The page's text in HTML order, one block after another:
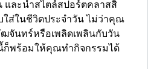
และนำสไตล์สปอร์ตคลาสสิ
ใส่ในชีวิตประจำวัน ไม่ว่าคุณ
จันทร์หรือเพลิดเพลินกับวัน
ก็พร้อมให้คุณทำกิจกรรมได้